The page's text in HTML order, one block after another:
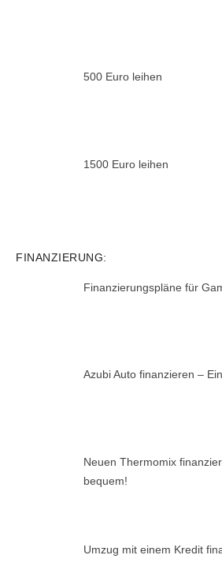
500 Euro leihen
1500 Euro leihen
FINANZIERUNG:
Finanzierungspläne für
Azubi Auto finanzieren –
Neuen Thermomix
bequem!
Umzug mit einem Kredit